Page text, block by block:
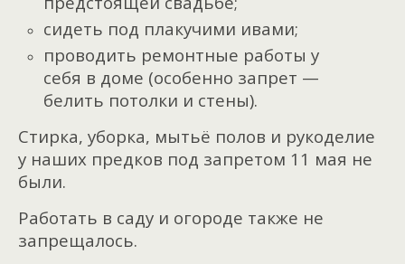
сидеть под плакучими ивами;
проводить ремонтные работы у
себя в доме (особенно запрет —
белить потолки и стены).
Стирка, уборка, мытьё полов и рукоделие
у наших предков под запретом 11 мая не
были.
Работать в саду и огороде также не
запрещалось.